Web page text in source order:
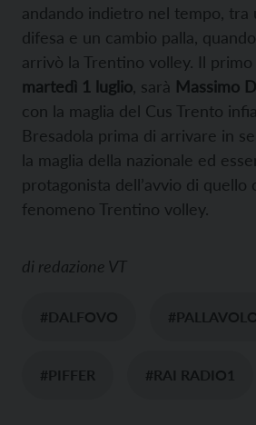
andando indietro nel tempo, tra
difesa e un cambio palla, quando
arrivò la Trentino volley. Il primo
martedì 1 luglio , sarà Massimo
con la maglia del Cus Trento
Bresadola prima di arrivare in
la maglia della nazionale ed
protagonista dell’avvio di quello
fenomeno Trentino volley.
di redazione VT
#DALFOVO
#PIFFER #RAI RADIO1